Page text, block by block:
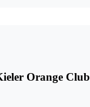
Orange Club